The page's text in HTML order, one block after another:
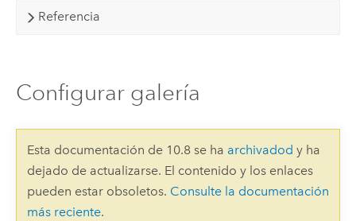
Referencia
Configurar galería
Esta documentación de 10.8 se ha archivadod y ha
dejado de actualizarse. El contenido y los enlaces
pueden estar obsoletos. Consulte la documentación
más reciente.